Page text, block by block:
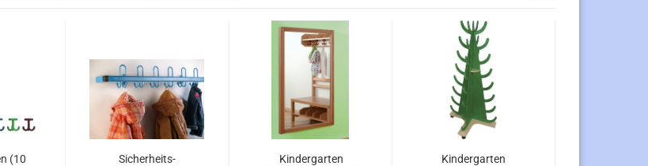
(10
Sicherheits-
Kindergarten
Kindergarten